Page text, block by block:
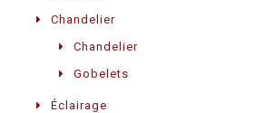
Chandelier
Chandelier
Gobelets
Éclairage